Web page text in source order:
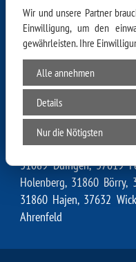
Bodenwerder, 37619
Bremke, 37619
Heinrichshagen, 31089
37635 Lüerdissen,
Heyen, 31860
Levedagsen, 31863
31860 Brockensen,
Eschershausen, 37632
Rühle, 31860
31089 Duingen, 37619
Holenberg, 31860 Börry,
31860 Hajen, 37632
Ahrenfeld
Wir und unsere Partner
Einwilligung, um den
gewährleisten. Ihre
Alle annehmen
Details
Nur die Nötigsten